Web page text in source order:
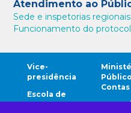
Atendimento ao
Sede e inspetorias
Funcionamento do
Vice-
presidência
Escola de
Contas
Contas